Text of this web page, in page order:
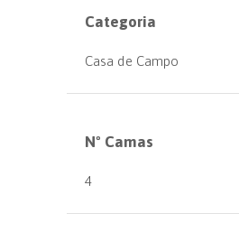
Categoria
Casa de Campo
Nº Camas
4